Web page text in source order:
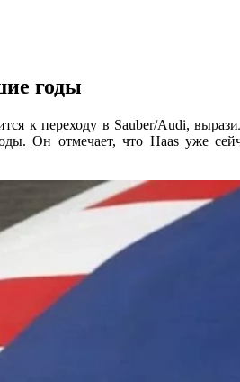
годы
к переходу в Sauber/Audi,
Он отмечает, что Haas уже